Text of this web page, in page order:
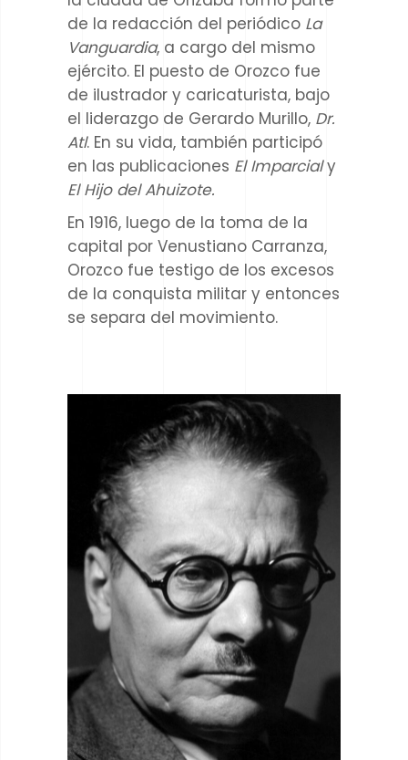
de la redacción del periódico La
Vanguardia, a cargo del mismo
ejército. El puesto de Orozco fue
de ilustrador y caricaturista, bajo
el liderazgo de Gerardo Murillo, Dr.
Atl. En su vida, también participó
en las publicaciones El Imparcialy
El Hijo del Ahuizote.
En 1916, luego de la toma de la
capital por Venustiano Carranza,
Orozco fue testigo de los excesos
de la conquista militar y entonces
se separa del movimiento.